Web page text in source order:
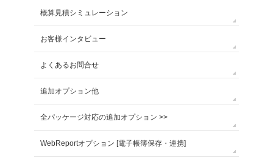
概算見積シミュレーション
お客様インタビュー
よくあるお問合せ
追加オプション他
全パッケージ対応の追加オプション >>
WebReportオプション [電子帳簿保存・連携]